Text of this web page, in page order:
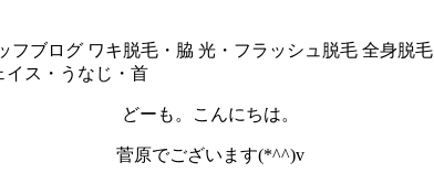
フブログ ワキ脱毛・脇 光・フラッシュ脱毛 全身脱毛
イス・うなじ・首
どーも。こんにちは。
菅原でございます(*^^)v